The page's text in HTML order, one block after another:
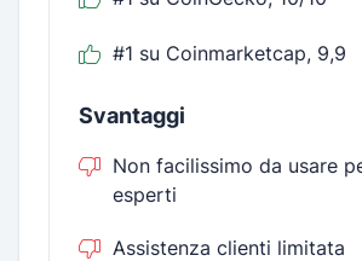
#1 su Coinmarketcap, 9,9
Svantaggi
Non facilissimo da usare
esperti
Assistenza clienti limitata